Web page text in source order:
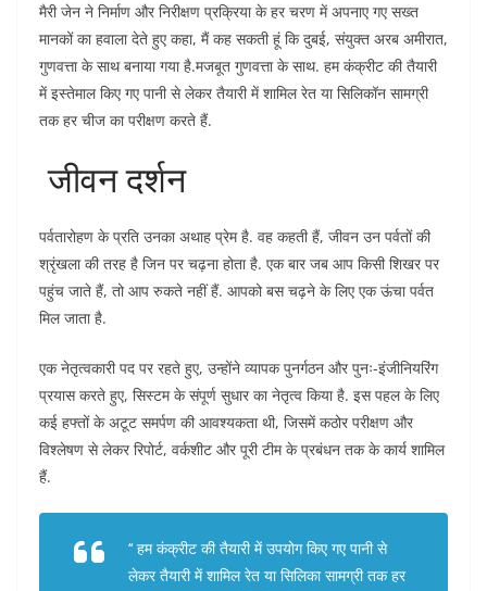
मैरी जेन ने निर्माण और निरीक्षण प्रक्रिया के हर चरण में अपनाए गए सख्त
मानकों का हवाला देते हुए कहा, मैं कह सकती हूं कि दुबई, संयुक्त अरब अमीरात,
गुणवत्ता के साथ बनाया गया है.मजबूत गुणवत्ता के साथ. हम कंक्रीट की तैयारी
में इस्तेमाल किए गए पानी से लेकर तैयारी में शामिल रेत या सिलिकॉन सामग्री
तक हर चीज का परीक्षण करते हैं.
जीवन दर्शन
पर्वतारोहण के प्रति उनका अथाह प्रेम है. वह कहती हैं, जीवन उन पर्वतों की
श्रृंखला की तरह है जिन पर चढ़ना होता है. एक बार जब आप किसी शिखर पर
पहुंच जाते हैं, तो आप रुकते नहीं हैं. आपको बस चढ़ने के लिए एक ऊंचा पर्वत
मिल जाता है.
एक नेतृत्वकारी पद पर रहते हुए, उन्होंने व्यापक पुनर्गठन और पुनः-इंजीनियरिंग
प्रयास करते हुए, सिस्टम के संपूर्ण सुधार का नेतृत्व किया है. इस पहल के लिए
कई हफ्तों के अटूट समर्पण की आवश्यकता थी, जिसमें कठोर परीक्षण और
विश्लेषण से लेकर रिपोर्ट, वर्कशीट और पूरी टीम के प्रबंधन तक के कार्य शामिल
हैं.
‘‘ हम कंक्रीट की तैयारी में उपयोग किए गए पानी से
लेकर तैयारी में शामिल रेत या सिलिका सामग्री तक हर